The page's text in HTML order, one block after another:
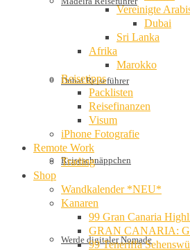
Dubai Reiseführer
Reiseschnäppchen
Werde digitaler Nomade
Vereinigte
Dubai
Sri Lanka
Afrika
Marokko
Reisetipps
Packlisten
Reisefinanzen
Visum
iPhone Fotografie
Remote Work
Trading
Shop
Wandkalender *NEU*
Kanaren
99 Gran Canaria
GRAN CANARIA:
99 Teneriffa